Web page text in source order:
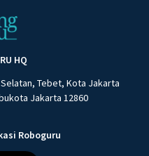
HQ
Tebet, Kota Jakarta
Jakarta 12860
Roboguru